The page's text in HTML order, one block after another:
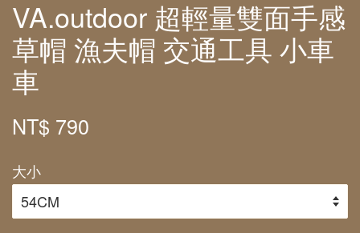
VA.outdoor 超輕量雙面手感
草帽 漁夫帽 交通工具 小車
車
NT$ 790
大小